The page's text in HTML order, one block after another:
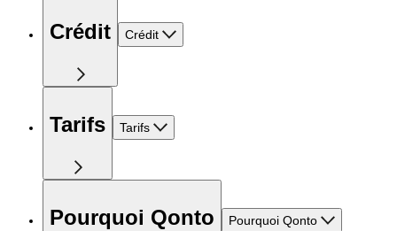
Crédit Crédit
Tarifs Tarifs
Pourquoi Qonto Pourquoi Qonto